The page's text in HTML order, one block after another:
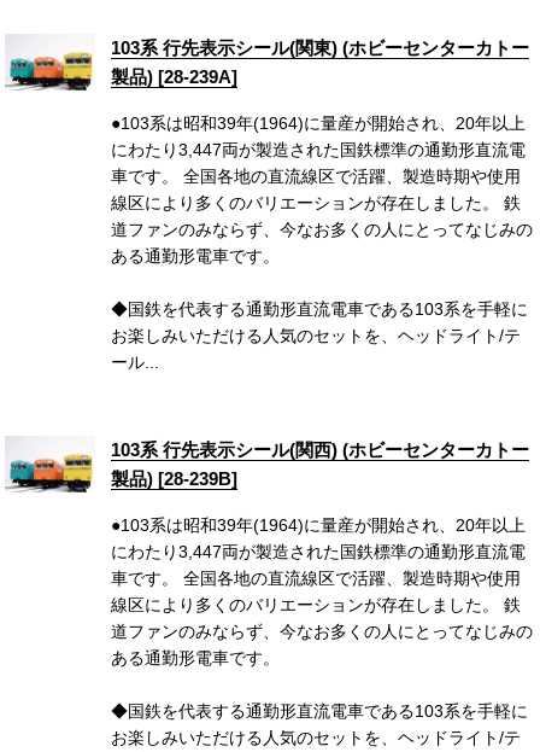
103系 行先表示シール(関東) (ホビーセンターカトー
製品) [28-239A]
●103系は昭和39年(1964)に量産が開始され、20年以上
にわたり3,447両が製造された国鉄標準の通勤形直流電
車です。 全国各地の直流線区で活躍、製造時期や使用
線区により多くのバリエーションが存在しました。 鉄
道ファンのみならず、今なお多くの人にとってなじみの
ある通勤形電車です。
◆国鉄を代表する通勤形直流電車である103系を手軽に
お楽しみいただける人気のセットを、ヘッドライト/テ
ール...
103系 行先表示シール(関西) (ホビーセンターカトー
製品) [28-239B]
●103系は昭和39年(1964)に量産が開始され、20年以上
にわたり3,447両が製造された国鉄標準の通勤形直流電
車です。 全国各地の直流線区で活躍、製造時期や使用
線区により多くのバリエーションが存在しました。 鉄
道ファンのみならず、今なお多くの人にとってなじみの
ある通勤形電車です。
◆国鉄を代表する通勤形直流電車である103系を手軽に
お楽しみいただける人気のセットを、ヘッドライト/テ